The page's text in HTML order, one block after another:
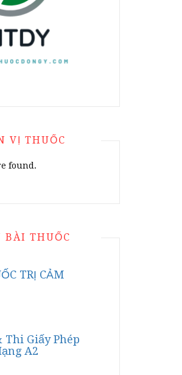
VỊ THUỐC
found.
THUỐC
TRỊ CẢM
Thi Giấy Phép
A2